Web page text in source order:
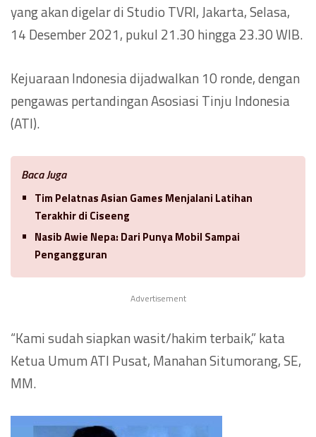
yang akan digelar di Studio TVRI, Jakarta, Selasa,
14 Desember 2021, pukul 21.30 hingga 23.30 WIB.
Kejuaraan Indonesia dijadwalkan 10 ronde, dengan
pengawas pertandingan Asosiasi Tinju Indonesia
(ATI).
Baca Juga
Tim Pelatnas Asian Games Menjalani Latihan
Terakhir di Ciseeng
Nasib Awie Nepa: Dari Punya Mobil Sampai
Pengangguran
Advertisement
“Kami sudah siapkan wasit/hakim terbaik,” kata
Ketua Umum ATI Pusat, Manahan Situmorang, SE,
MM.